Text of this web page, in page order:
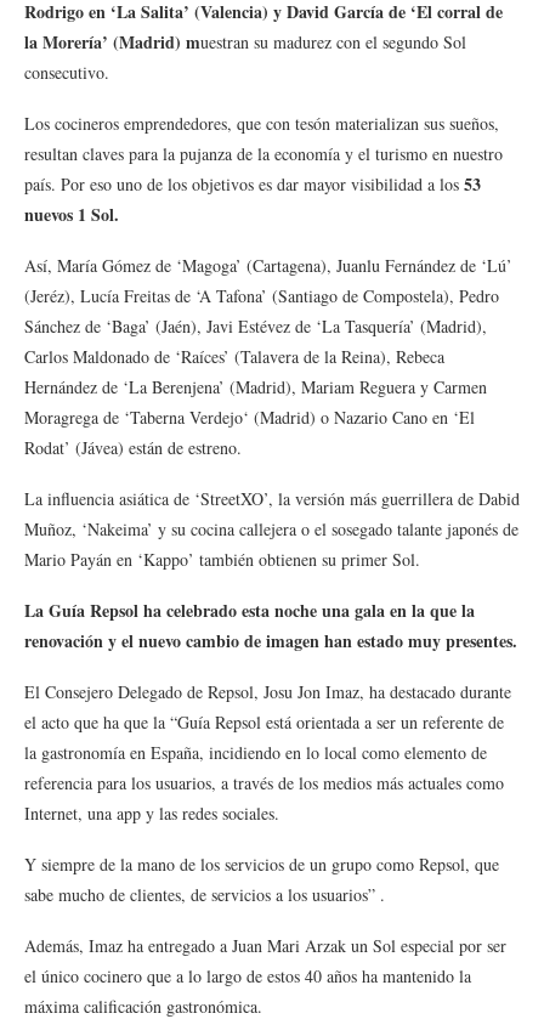
Rodrigo en ‘La Salita’ (Valencia) y David García de ‘El corral de
la Morería’ (Madrid) muestran su madurez con el segundo Sol
consecutivo.
Los cocineros emprendedores, que con tesón materializan sus sueños,
resultan claves para la pujanza de la economía y el turismo en nuestro
país. Por eso uno de los objetivos es dar mayor visibilidad a los 53
nuevos 1 Sol.
Así, María Gómez de ‘Magoga’ (Cartagena), Juanlu Fernández de ‘Lú’
(Jeréz), Lucía Freitas de ‘A Tafona’ (Santiago de Compostela), Pedro
Sánchez de ‘Baga’ (Jaén), Javi Estévez de ‘La Tasquería’ (Madrid),
Carlos Maldonado de ‘Raíces’ (Talavera de la Reina), Rebeca
Hernández de ‘La Berenjena’ (Madrid), Mariam Reguera y Carmen
Moragrega de ‘Taberna Verdejo‘ (Madrid) o Nazario Cano en ‘El
Rodat’ (Jávea) están de estreno.
La influencia asiática de ‘StreetXO’, la versión más guerrillera de Dabid
Muñoz, ‘Nakeima’ y su cocina callejera o el sosegado talante japonés de
Mario Payán en ‘Kappo’ también obtienen su primer Sol.
La Guía Repsol ha celebrado esta noche una gala en la que la
renovación y el nuevo cambio de imagen han estado muy presentes.
El Consejero Delegado de Repsol, Josu Jon Imaz, ha destacado durante
el acto que ha que la “Guía Repsol está orientada a ser un referente de
la gastronomía en España, incidiendo en lo local como elemento de
referencia para los usuarios, a través de los medios más actuales como
Internet, una app y las redes sociales.
Y siempre de la mano de los servicios de un grupo como Repsol, que
sabe mucho de clientes, de servicios a los usuarios” .
Además, Imaz ha entregado a Juan Mari Arzak un Sol especial por ser
el único cocinero que a lo largo de estos 40 años ha mantenido la
máxima calificación gastronómica.